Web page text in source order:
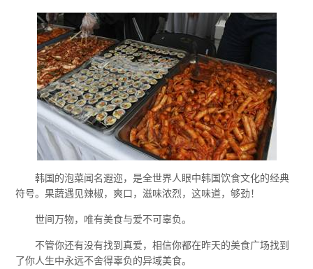
韩国的泡菜闻名遐迩，是全世界人眼中韩国饮食文化的经典
符号。果蔬遇见辣椒，爽口，滋味浓烈，这味道，够劲！
世间万物，唯有美食与爱不可辜负。
不管你还有没有找到真爱，相信你都在昨天的美食广场找到
了你人生中永远不舍得辜负的异域美食。